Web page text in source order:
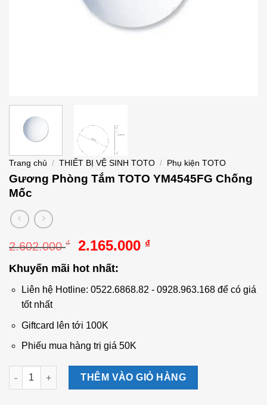
Trang chủ / THIẾT BỊ VỆ SINH TOTO / Phụ kiện TOTO
Gương Phòng Tắm TOTO YM4545FG Chống
Mốc
2.602.000₫
Giá
là:
2.602.000 ₫.
2.165.000 ₫Giá
là:
Khuyến mãi hot nhất:
Liên hệ Hotline: 0522.6868.82 - 0928.963.168 để có giá
tốt nhất
Giftcard lên tới 100K
Phiếu mua hàng trị giá 50K
Gương Phòng Tắm TOTO YM4545FG Chống Mốc số lượng
THÊM VÀO GIỎ HÀNG